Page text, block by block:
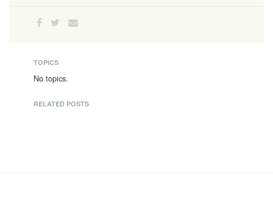
TOPICS
No topics.
RELATED POSTS